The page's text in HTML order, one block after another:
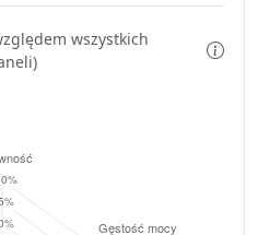
wszystkich